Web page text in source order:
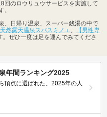
回のロウリュウサービスを実施して
。
、日帰り温泉、スーパー銭湯の中で
天然露天温泉スパスミノエ、
【男性専
。ぜひ一度は足を運んでみてくださ
年間ランキング2025
頂点に選ばれた、2025年の人